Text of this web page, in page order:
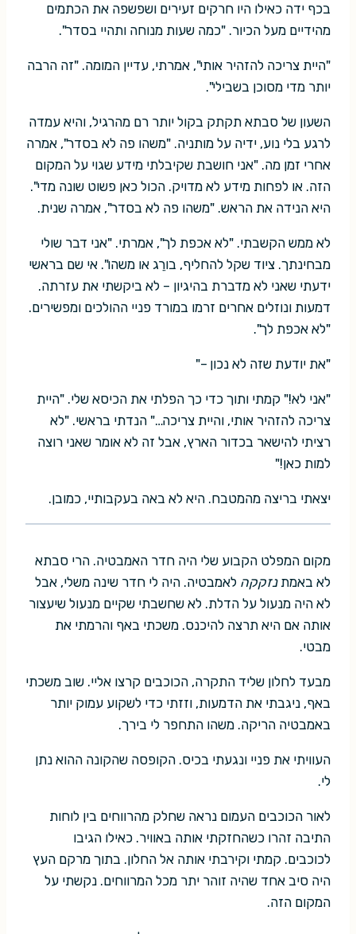
בכף ידה כאילו היו חרקים זעירים ושפשפה את הכתמים
מהידיים מעל הכיור. "כמה שעות מנוחה ותהיי בסדר".
"היית צריכה להזהיר אותי", אמרתי, עדיין המומה. "זה הרבה
יותר מדי מסוכן בשבילי".
השעון של סבתא תקתק בקול יותר רם מהרגיל, והיא עמדה
לרגע בלי נוע, ידיה על מותניה. "משהו פה לא בסדר", אמרה
אחרי זמן מה. "אני חושבת שקיבלתי מידע שגוי על המקום
הזה. או לפחות מידע לא מדויק. הכול כאן פשוט שונה מדי".
היא הנידה את הראש. "משהו פה לא בסדר", אמרה שנית.
לא ממש הקשבתי. "לא אכפת לך", אמרתי. "אני דבר שולי
מבחינתך. ציוד שקל להחליף, בורֵג או משהו". אי שם בראשי
ידעתי שאני לא מדברת בהיגיון – לא ביקשתי את עזרתה.
דמעות ונוזלים אחרים זרמו במורד פניי ההולכים ומפשירים.
"לא אכפת לך".
"את יודעת שזה לא נכון –"
"אני לא!" קמתי ותוך כדי כך הפלתי את הכיסא שלי. "היית
צריכה להזהיר אותי, והיית צריכה…" הנדתי בראשי. "לא
רציתי להישאר בכדור הארץ, אבל זה לא אומר שאני רוצה
למות כאן!"
יצאתי בריצה מהמטבח. היא לא באה בעקבותיי, כמובן.
מקום המפלט הקבוע שלי היה חדר האמבטיה. הרי סבתא
לא באמתנזקקה לאמבטיה. היה לי חדר שינה משלי, אבל
לא היה מנעול על הדלת. לא שחשבתי שקיים מנעול שיעצור
אותה אם היא תרצה להיכנס. משכתי באף והרמתי את
מבטי.
מבעד לחלון שליד התקרה, הכוכבים קרצו אליי. שוב משכתי
באף, ניגבתי את הדמעות, וזזתי כדי לשקוע עמוק יותר
באמבטיה הריקה. משהו התחפר לי בירך.
העוויתי את פניי ונגעתי בכיס. הקופסה שהקונה ההוא נתן
לי.
לאור הכוכבים העמום נראה שחלק מהרווחים בין לוחות
התיבה זהרו כשהחזקתי אותה באוויר. כאילו הגיבו
לכוכבים. קמתי וקירבתי אותה אל החלון. בתוך מרקם העץ
היה סיב אחד שהיה זוהר יתר מכל המרווחים. נקשתי על
המקום הזה.